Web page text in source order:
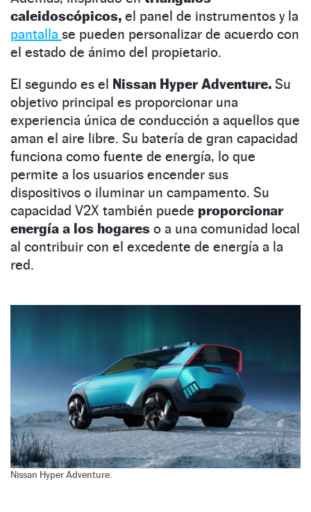
caleidoscópicos, el panel de instrumentos y la
pantalla se pueden personalizar de acuerdo con
el estado de ánimo del propietario.
El segundo es el Nissan Hyper Adventure. Su
objetivo principal es proporcionar una
experiencia única de conducción a aquellos que
aman el aire libre. Su batería de gran capacidad
funciona como fuente de energía, lo que
permite a los usuarios encender sus
dispositivos o iluminar un campamento. Su
capacidad V2X también puede proporcionar
energía a los hogares o a una comunidad local
al contribuir con el excedente de energía a la
red.
Nissan Hyper Adventure.